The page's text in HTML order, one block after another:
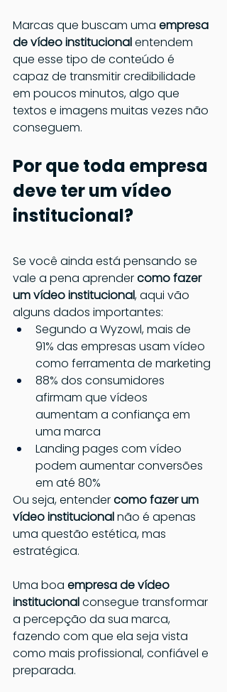
Marcas que buscam uma empresa
de vídeo institucional entendem
que esse tipo de conteúdo é
capaz de transmitir credibilidade
em poucos minutos, algo que
textos e imagens muitas vezes não
conseguem.
Por que toda empresa
deve ter um vídeo
institucional?
Se você ainda está pensando se
vale a pena aprender como fazer
um vídeo institucional, aqui vão
alguns dados importantes:
Segundo a Wyzowl, mais de
91% das empresas usam vídeo
como ferramenta de marketing
88% dos consumidores
afirmam que vídeos
aumentam a confiança em
uma marca
Landing pages com vídeo
podem aumentar conversões
em até 80%
Ou seja, entender como fazer um
vídeo institucional não é apenas
uma questão estética, mas
estratégica.
Uma boa empresa de vídeo
institucional consegue transformar
a percepção da sua marca,
fazendo com que ela seja vista
como mais profissional, confiável e
preparada.